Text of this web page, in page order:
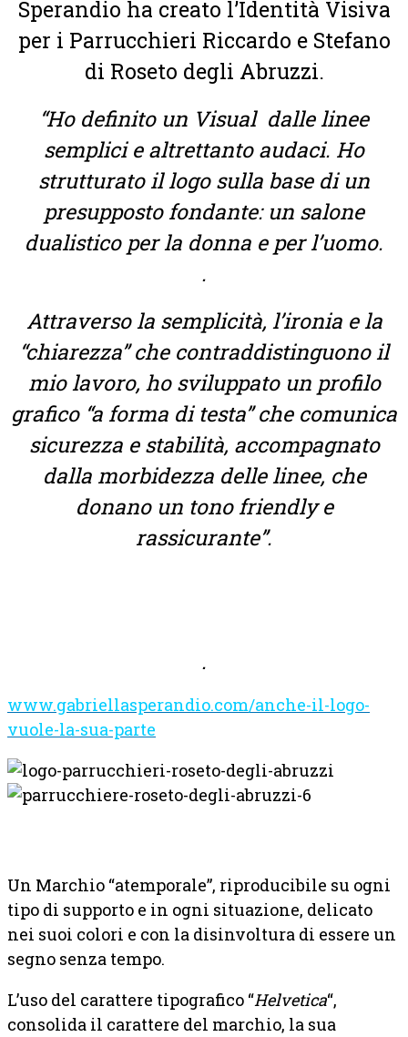
Sperandio ha creato l’Identità Visiva
per i Parrucchieri Riccardo e Stefano
di Roseto degli Abruzzi.
“Ho definito un Visual dalle linee
semplici e altrettanto audaci. Ho
strutturato il logo sulla base di un
presupposto fondante: un salone
dualistico per la donna e per l’uomo.
.
Attraverso la semplicità, l’ironia e la
“chiarezza” che contraddistinguono il
mio lavoro, ho sviluppato un profilo
grafico “a forma di testa” che comunica
sicurezza e stabilità, accompagnato
dalla morbidezza delle linee, che
donano un tono friendly e
rassicurante”.
.
www.gabriellasperandio.com/anche-il-logo-
vuole-la-sua-parte
Un Marchio “atemporale”, riproducibile su ogni
tipo di supporto e in ogni situazione, delicato
nei suoi colori e con la disinvoltura di essere un
segno senza tempo.
L’uso del carattere tipografico “Helvetica“,
consolida il carattere del marchio, la sua